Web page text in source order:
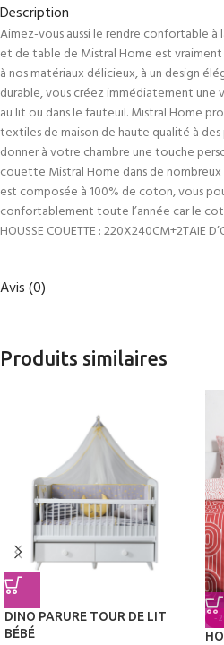
Description
Aimez-vous aussi le rendre confortable à
et de table de Mistral Home est
à nos matériaux délicieux, à un design
durable, vous créez immédiatement une
au lit ou dans le fauteuil. Mistral Home
textiles de maison de haute qualité à
donner à votre chambre une touche
couette Mistral Home dans de
est composée à 100% de coton, vous
confortablement toute l’année car le
HOUSSE COUETTE : 220X240CM+2TAIE
Avis (0)
Produits similaires
DINO PARURE TOUR DE LIT
BÉBÉ
-